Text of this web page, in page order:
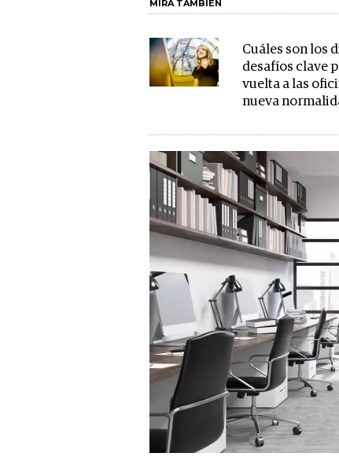
MIRA TAMBIÉN
Cuáles son los
desafíos clave
vuelta a las
nueva